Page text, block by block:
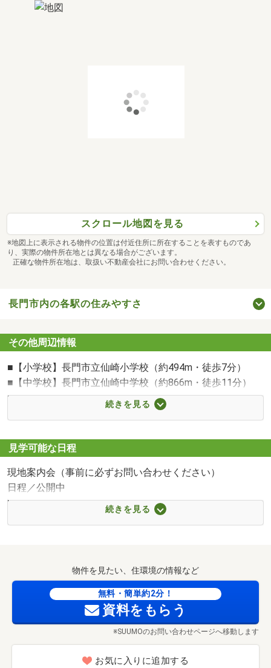
スクロール地図を見る
※地図上に表示される物件の位置は付近住所に所在することを表すものであ
り、実際の物件所在地とは異なる場合がございます。
正確な物件所在地は、取扱い不動産会社にお問い合わせください。
長門市内の各駅の住みやすさ
その他周辺情報
■【小学校】長門市立仙崎小学校（約494m・徒歩7分）
■【中学校】長門市立仙崎中学校（約866m・徒歩11分）
■【スーパー】ゆめマート南仙崎店（約1302m・徒歩17
門店（約1226m・徒歩16分）
■【ショッピングセンター】ファッションセンターしまむ
ら長門店（約3171m・徒歩40分）
■【スーパー】フジ長門店（約1785m・徒歩23分）
■【スーパー】アルク長門店（約2142m・徒歩27分）
■【コンビニ】ローソン長門仙崎店（約656m・徒歩9分）
■【コンビニ】セブンイレブン長門市駅前店（約1468m・
徒歩19分）
■【ドラッグストア】ウォンツフジ長門店（約1874m・徒
■【ドラッグストア】ドラッグストアモリ長門店（約
■【ホームセンター】エディオン仙崎店（約668m・徒歩9
続きを見る
見学可能な日程
現地案内会（事前に必ずお問い合わせください）
日程／公開中
時間／9:00～18:00
※お電話の際は予約申込時に「SUUMOを見た」とお伝えく
ださい。
※アンケートにご記入いただいた新規ご来場者の方に限り
ます（1家族様につき1枚）。
枚数に限りがございます。無くなり次第終了となります。
続きを見る
物件を見たい、住環境の情報など
無料・簡単約2分！
資料をもらう
※SUUMOのお問い合わせページへ移動します
お気に入りに追加する